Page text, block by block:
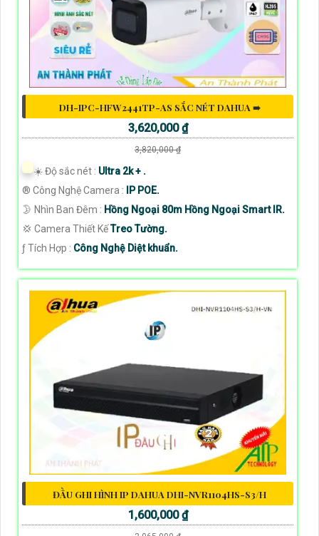
DH-IPC-HFW2441TP-AS SẮC NÉT DAHUA ➠
3,620,000 ₫
3,820,000 ₫
☀️ Độ sắc nét : Ultra 2k + .
®️ Công Nghệ Camera : IP POE.
🌛 Nhìn Ban Đêm : Hồng Ngoại 80m Hồng Ngoại Smart IR.
💢 Camera Thiết KếTreo Tường.
️ƒ Tích Hợp : Công Nghệ Diệt khuẩn.
ĐẦU GHI HÌNH IP DAHUA DHI-NVR1104HS-S3/H
1,600,000 ₫